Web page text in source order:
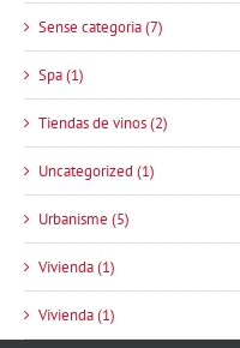
Sense categoria (7)
Spa (1)
Tiendas de vinos (2)
Uncategorized (1)
Urbanisme (5)
Vivienda (1)
Vivienda (1)